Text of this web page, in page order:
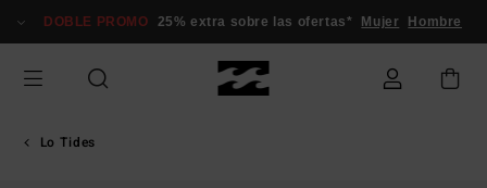
información
DOBLE PROMO 25% extra sobre las ofertas* Mujer Hombre
Lo Tides